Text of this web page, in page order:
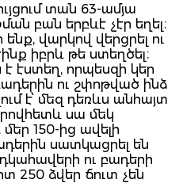
տան 63-ամյա
բան երբևէ չէր եղել։
վարկով վերցրել ու
իբրև թե ստեղծել։
էստեղ, որպեսզի կեր
ու շփոթված ինձ
է՝ մեզ դեռևս անհայտ
սա մեկ
150-ից ավելի
սատկացրել են
ու բադերի
250 ձվեր ճուտ չեն